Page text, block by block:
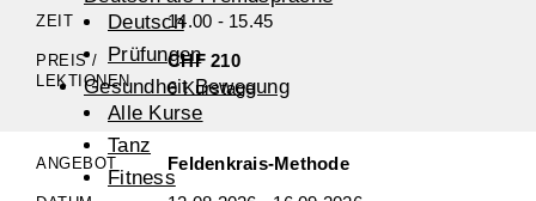
Deutsch
Prüfungen
Gesundheit Bewegung
Alle Kurse
Tanz
Fitness
14.00 - 15.45
CHF 210
6 Kurstage
Feldenkrais-Methode